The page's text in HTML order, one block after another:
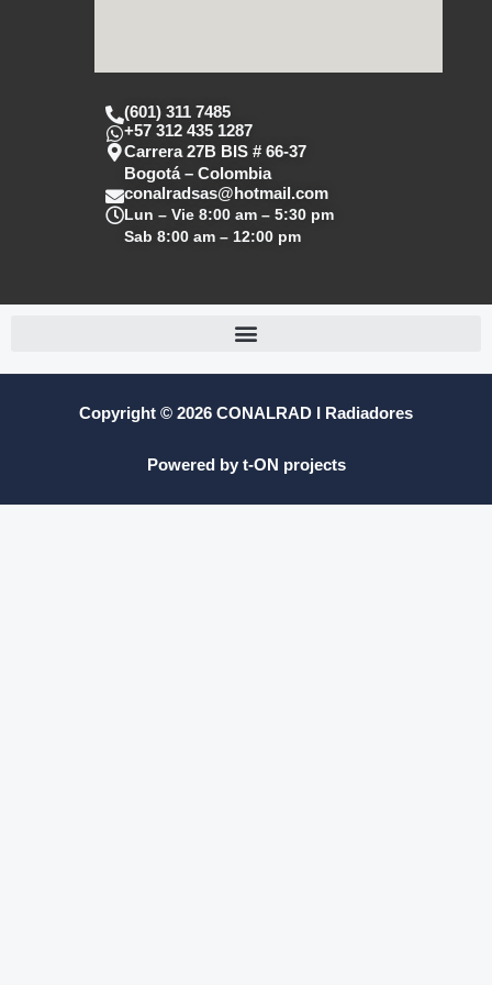
(601) 311 7485
+57 312 435 1287
Carrera 27B BIS # 66-37
Bogotá – Colombia
conalradsas@hotmail.com
Lun – Vie 8:00 am – 5:30 pm
Sab 8:00 am – 12:00 pm
Copyright © 2026 CONALRAD I Radiadores
Powered by t-ON projects